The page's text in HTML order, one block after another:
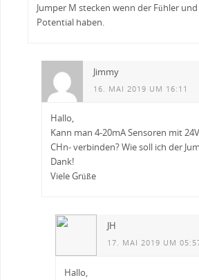
Jumper M stecken wenn der Fühler
Potential haben.
Jimmy
16. MAI 2019 UM 16:11
Hallo,
Kann man 4-20mA Sensoren mit
CHn- verbinden? Wie soll ich der
Dank!
Viele Grüße
JH
17. MAI 2019 UM
Hallo,